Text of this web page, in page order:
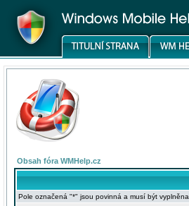
Obsah fóra WMHelp.cz
Pole označená "*" jsou povinná a musí být vyplněna